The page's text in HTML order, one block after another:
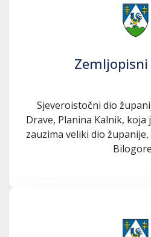
Zemljopisni
Sjeveroistočni dio
Drave, Planina Kalnik,
zauzima veliki dio